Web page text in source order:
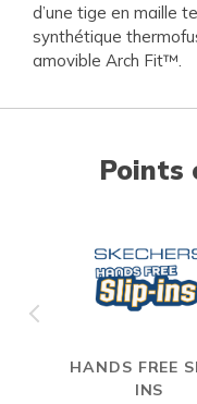
d’une tige en maille
synthétique
amovible Arch Fit™.
Points
HANDS FREE
INS